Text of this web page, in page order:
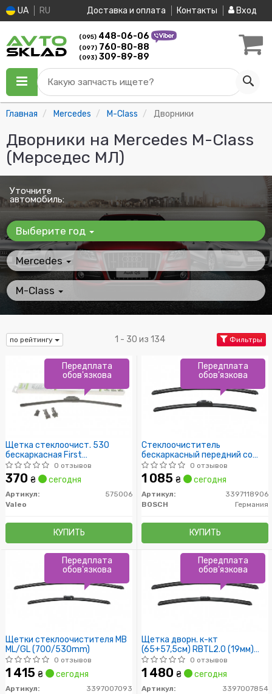
UA RU Доставка и оплата Контакты Вход
(095) 448-06-06
(097) 760-80-88
(093) 309-89-89
Какую запчасть ищете?
Главная Mercedes M-Class Дворники
Дворники на Mercedes M-Class
(Мерседес МЛ)
Уточните
автомобиль:
Выберите год
Mercedes
M-Class
по рейтингу 1 - 30 из 134 Фильтры
Щетка стеклоочист. 530
бескаркасная First
Multiconnection (пр-во Valeo)
0 отзывов
370 ₴ сегодня
Артикул:
575006
Valeo
КУПИТЬ
Передплата
обов'язкова
Стеклоочиститель
бескаркасный передний со
спойлером (2шт) AR550S
Aerotwin Retrofit 550/530мм
0 отзывов
1 085 ₴ сегодня
Артикул:
3397118906
BOSCH
Германия
КУПИТЬ
Передплата
обов'язкова
Щетки стеклоочистителя MB
ML/GL (700/530mm)
0 отзывов
1 415 ₴ сегодня
Артикул:
3397007093
Передплата
обов'язкова
Щетка дворн. к-кт
(65+57,5см) RBTL2.0 (19мм)
безкаркас MB
W166/C292/X166
0 отзывов
1 480 ₴ сегодня
Артикул:
3397007854
Передплата
обов'язкова